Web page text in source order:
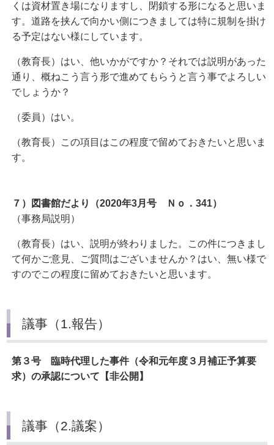
くは資材置き場になりますし、閉鎖する形になると思いま
す。道路を挟んで向かい側につきましては特に規制を掛け
る予定はない様にしています。
（教育長）はい、他いかがですか？それでは説明があった
通り、概ねこう言う形で進めてもらうと言う事でよろしい
でしょうか？
（委員）はい。
（教育長）この項目はこの程度で留めておきたいと思いま
す。
７）図書館だより（2020年3月号 Ｎｏ．341）
（事務局説明）
（教育長）はい、説明が終わりました。この件につきまし
て何かご意見、ご質問はございませんか？はい、無い様で
すのでこの程度に留めておきたいと思います。
議事（1.報告）
第３号 臨時代理した事件（令和元年度３月補正予算要
求）の承認について【非公開】
議事（2.議案）